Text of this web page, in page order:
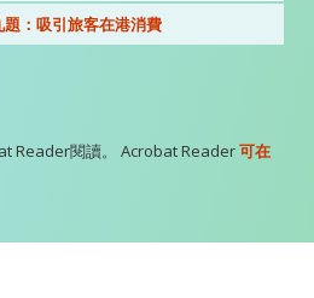
題：吸引旅客在港消費
Reader閱讀。 Acrobat Reader可在